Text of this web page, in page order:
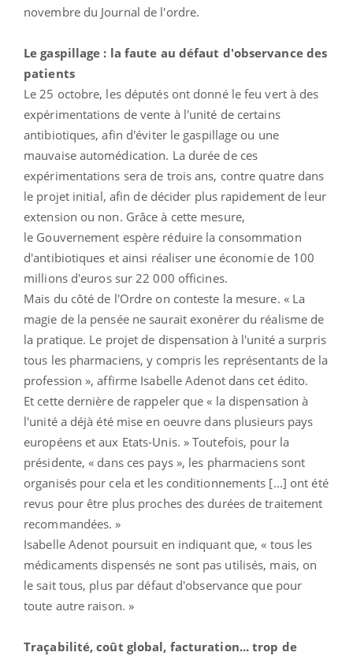
novembre du Journal de l'ordre.
Le gaspillage : la faute au défaut d'observance des
patients
Le 25 octobre, les députés ont donné le feu vert à des
expérimentations de vente à l'unité de certains
antibiotiques, afin d'éviter le gaspillage ou une
mauvaise automédication. La durée de ces
expérimentations sera de trois ans, contre quatre dans
le projet initial, afin de décider plus rapidement de leur
extension ou non. Grâce à cette mesure,
le Gouvernement espère réduire la consommation
d'antibiotiques et ainsi réaliser une économie de 100
millions d'euros sur 22 000 officines.
Mais du côté de l'Ordre on conteste la mesure. « La
magie de la pensée ne saurait exonérer du réalisme de
la pratique. Le projet de dispensation à l'unité a surpris
tous les pharmaciens, y compris les représentants de la
profession », affirme Isabelle Adenot dans cet édito.
Et cette dernière de rappeler que « la dispensation à
l'unité a déjà été mise en oeuvre dans plusieurs pays
européens et aux Etats-Unis. » Toutefois, pour la
présidente, « dans ces pays », les pharmaciens sont
organisés pour cela et les conditionnements [...] ont été
revus pour être plus proches des durées de traitement
recommandées. »
Isabelle Adenot poursuit en indiquant que, « tous les
médicaments dispensés ne sont pas utilisés, mais, on
le sait tous, plus par défaut d'observance que pour
toute autre raison. »
Traçabilité, coût global, facturation... trop de